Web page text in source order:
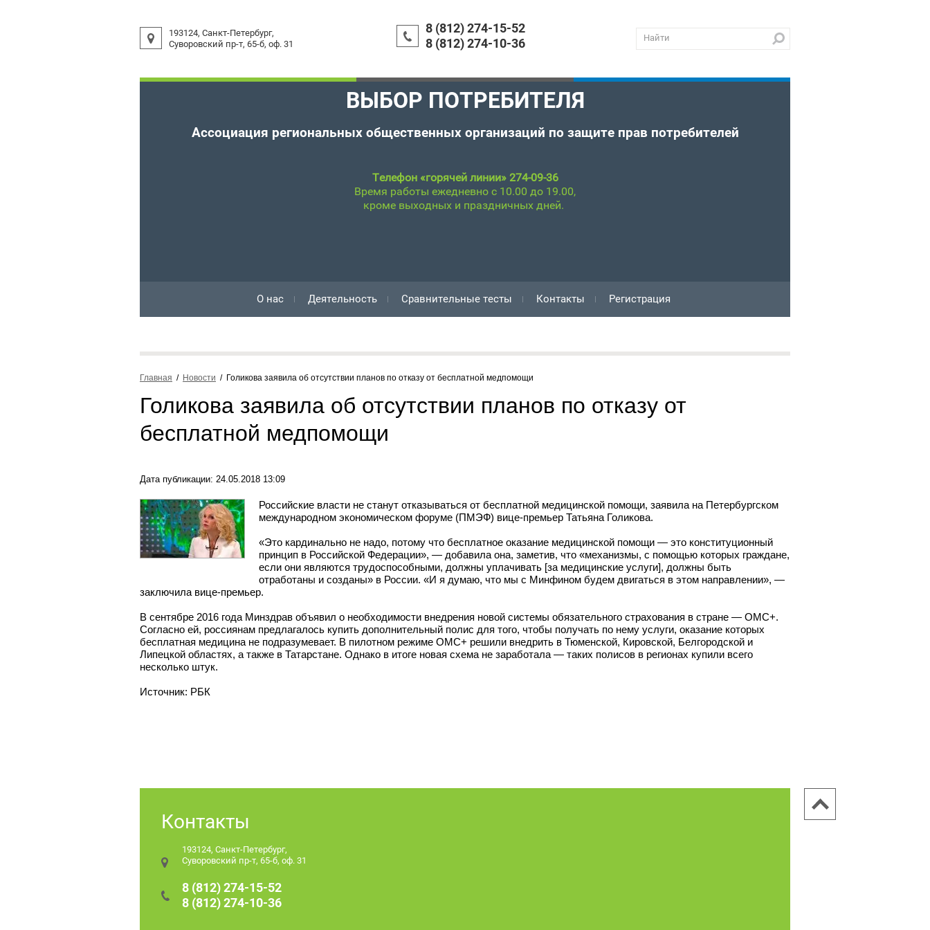
193124, Санкт-Петербург,
Суворовский пр-т, 65-б, оф. 31
8 (812) 274-15-52
8 (812) 274-10-36
ВЫБОР ПОТРЕБИТЕЛЯ
Ассоциация региональных общественных организаций по защите прав потребителей
Телефон «горячей линии» 274-09-36
Время работы ежедневно с 10.00 до 19.00,
кроме выходных и праздничных дней.
О нас Деятельность Сравнительные тесты Контакты Регистрация
Главная
  /
Новости
  /  Голикова заявила об отсутствии планов по отказу от бесплатной медпомощи
Голикова заявила об отсутствии планов по отказу от
бесплатной медпомощи
Дата публикации: 24.05.2018 13:09
Российские власти не станут отказываться от бесплатной медицинской помощи, заявила на Петербургском
международном экономическом форуме (ПМЭФ) вице-премьер Татьяна Голикова.
«Это кардинально не надо, потому что бесплатное оказание медицинской помощи — это конституционный
принцип в Российской Федерации», — добавила она, заметив, что «механизмы, с помощью которых граждане,
если они являются трудоспособными, должны уплачивать [за медицинские услуги], должны быть
отработаны и созданы» в России. «И я думаю, что мы с Минфином будем двигаться в этом направлении», —
заключила вице-премьер.
В сентябре 2016 года Минздрав объявил о необходимости внедрения новой системы обязательного страхования в стране — ОМС+.
Согласно ей, россиянам предлагалось купить дополнительный полис для того, чтобы получать по нему услуги, оказание которых
бесплатная медицина не подразумевает. В пилотном режиме ОМС+ решили внедрить в Тюменской, Кировской, Белгородской и
Липецкой областях, а также в Татарстане. Однако в итоге новая схема не заработала — таких полисов в регионах купили всего
несколько штук.
Источник: РБК
Контакты
193124, Санкт-Петербург,
Суворовский пр-т, 65-б, оф. 31
8 (812) 274-15-52
8 (812) 274-10-36